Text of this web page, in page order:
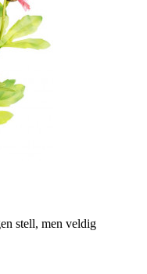
stell, ­men veldig